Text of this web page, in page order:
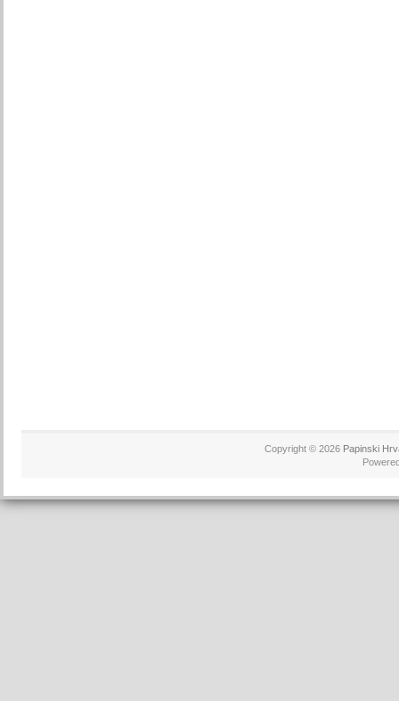
Copyright © 2026 Papinski